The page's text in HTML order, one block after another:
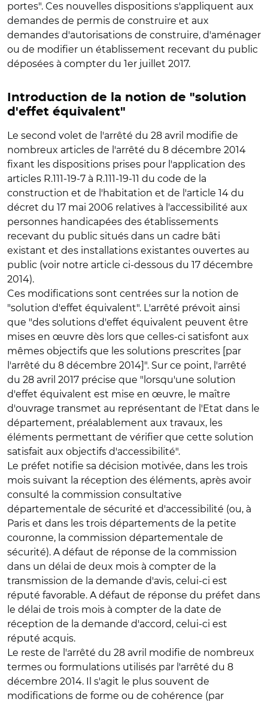
portes". Ces nouvelles dispositions s'appliquent aux
demandes de permis de construire et aux
demandes d'autorisations de construire, d'aménager
ou de modifier un établissement recevant du public
déposées à compter du 1er juillet 2017.
Introduction de la notion de "solution
d'effet équivalent"
Le second volet de l'arrêté du 28 avril modifie de
nombreux articles de l'arrêté du 8 décembre 2014
fixant les dispositions prises pour l'application des
articles R.111-19-7 à R.111-19-11 du code de la
construction et de l'habitation et de l'article 14 du
décret du 17 mai 2006 relatives à l'accessibilité aux
personnes handicapées des établissements
recevant du public situés dans un cadre bâti
existant et des installations existantes ouvertes au
public (voir notre article ci-dessous du 17 décembre
2014).
Ces modifications sont centrées sur la notion de
"solution d'effet équivalent". L'arrêté prévoit ainsi
que "des solutions d'effet équivalent peuvent être
mises en œuvre dès lors que celles-ci satisfont aux
mêmes objectifs que les solutions prescrites [par
l'arrêté du 8 décembre 2014]". Sur ce point, l'arrêté
du 28 avril 2017 précise que "lorsqu'une solution
d'effet équivalent est mise en œuvre, le maître
d'ouvrage transmet au représentant de l'Etat dans le
département, préalablement aux travaux, les
éléments permettant de vérifier que cette solution
satisfait aux objectifs d'accessibilité".
Le préfet notifie sa décision motivée, dans les trois
mois suivant la réception des éléments, après avoir
consulté la commission consultative
départementale de sécurité et d'accessibilité (ou, à
Paris et dans les trois départements de la petite
couronne, la commission départementale de
sécurité). A défaut de réponse de la commission
dans un délai de deux mois à compter de la
transmission de la demande d'avis, celui-ci est
réputé favorable. A défaut de réponse du préfet dans
le délai de trois mois à compter de la date de
réception de la demande d'accord, celui-ci est
réputé acquis.
Le reste de l'arrêté du 28 avril modifie de nombreux
termes ou formulations utilisés par l'arrêté du 8
décembre 2014. Il s'agit le plus souvent de
modifications de forme ou de cohérence (par